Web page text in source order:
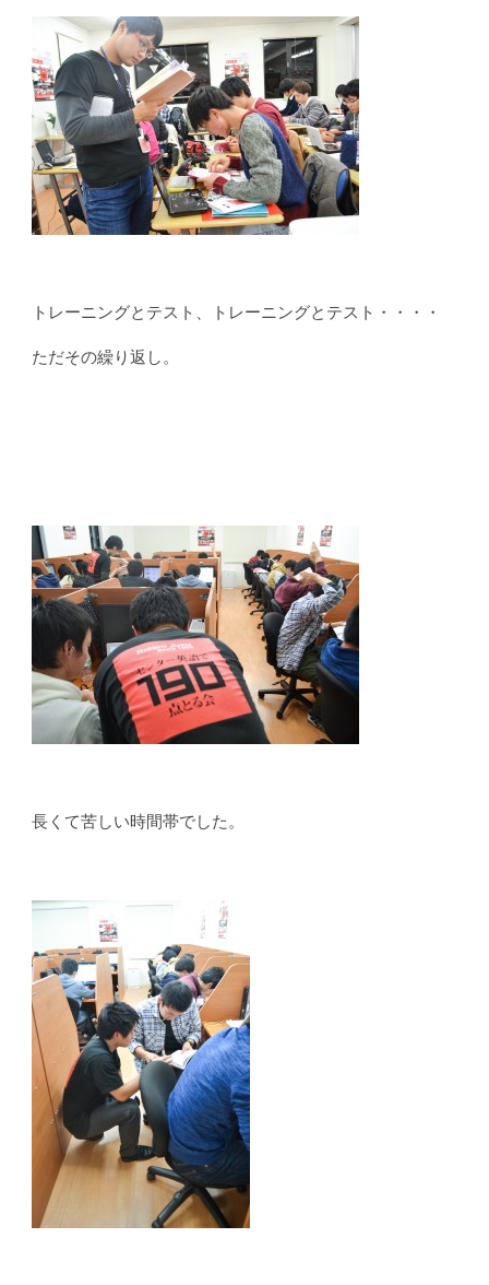
トレーニングとテスト、トレーニングとテスト・・・・
ただその繰り返し。
長くて苦しい時間帯でした。